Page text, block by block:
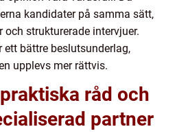
kandidater på samma sätt,
strukturerade intervjuer.
bättre beslutsunderlag,
upplevs mer rättvis.
råd och
partner